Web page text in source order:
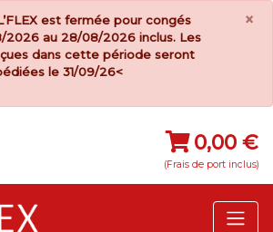
est fermée pour congés
2026 au 28/08/2026 inclus. Les
dans cette période seront
le 31/09/26<
×
0,00 €
(Frais de port inclus)